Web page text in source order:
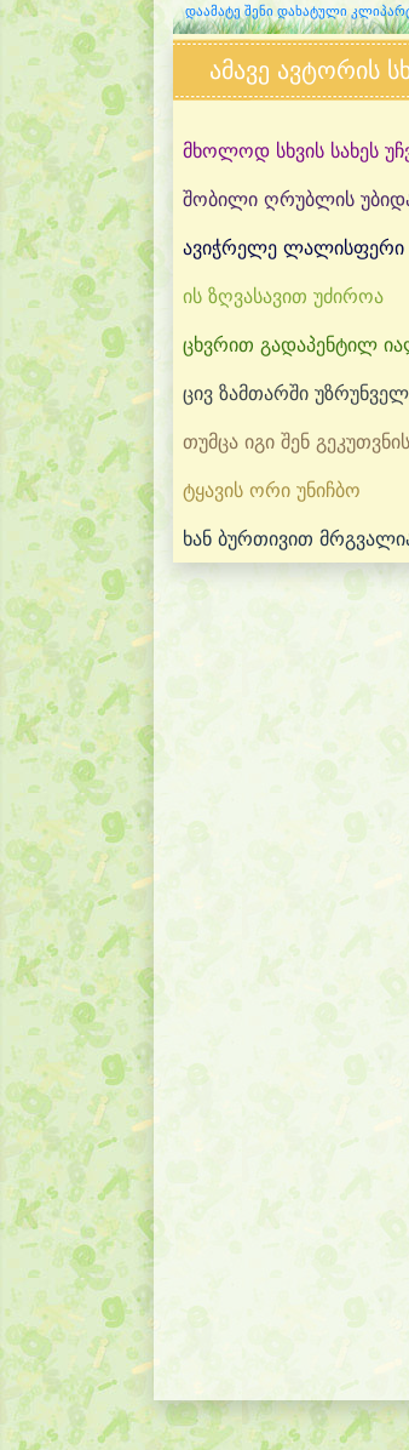
დაამატე შენი დახატული
ამავე ავტორის
მხოლოდ სხვის სახეს
შობილი ღრუბლის
ავიჭრელე ლალისფერი
ის ზღვასავით უძიროა
ცხვრით გადაპენტილ
ცივ ზამთარში
თუმცა იგი შენ გეკუთვნის
ტყავის ორი უნიჩბო
ხან ბურთივით